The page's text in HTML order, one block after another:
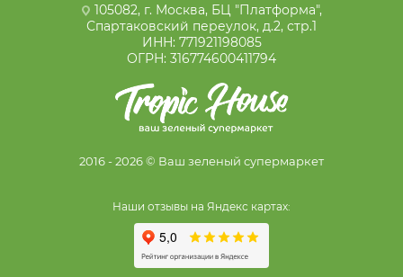
105082, г. Москва, БЦ "Платформа",
Спартаковский переулок, д.2, стр.1
ИНН: 771921198085
ОГРН: 316774600411794
2016 - 2026 © Ваш зеленый супермаркет
Наши отзывы на Яндекс картах: